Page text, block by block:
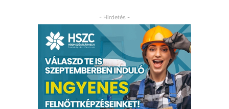
- Hirdetés -